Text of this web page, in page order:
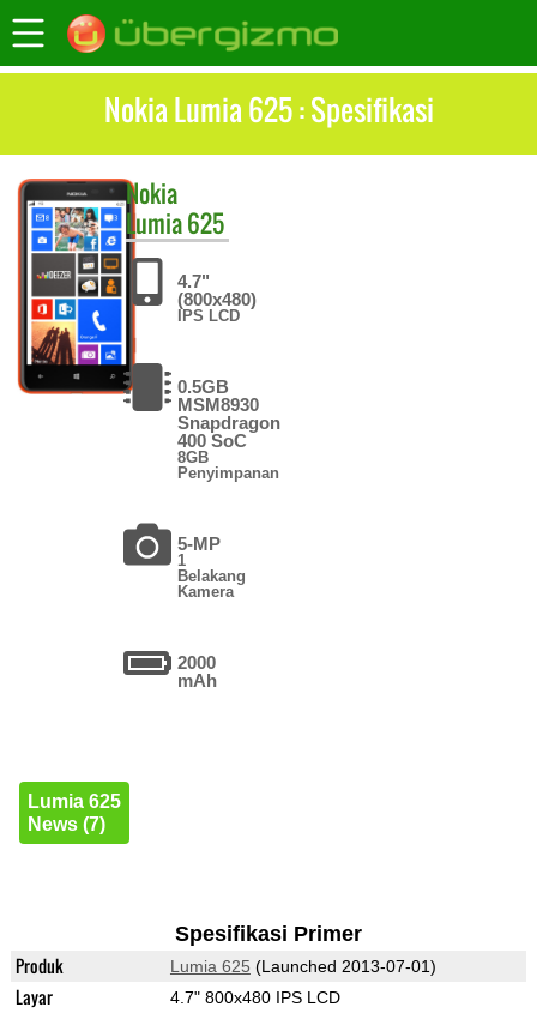
Nokia Lumia 625 : Spesifikasi
Nokia
Lumia 625
4.7"
(800x480)
IPS LCD
0.5GB
MSM8930
Snapdragon
400 SoC
8GB
Penyimpanan
5-MP
1
Belakang
Kamera
2000
mAh
Lumia 625
News (7)
Spesifikasi Primer
Produk Lumia 625 (Launched 2013-07-01)
Layar 4.7" 800x480 IPS LCD